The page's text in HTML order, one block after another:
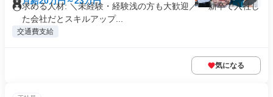
求める人材: ＼未経験・経験浅の方も大歓迎／ 「新卒で入社し
た会社だとスキルアップ...
交通費支給
気になる